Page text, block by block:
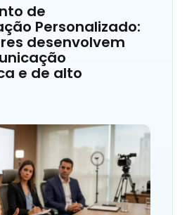
de
Personalizado:
desenvolvem
e de alto